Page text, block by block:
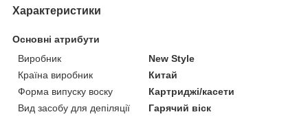
Характеристики
Основні атрибути
Виробник
New Style
Країна виробник
Китай
Форма випуску воску
Картриджі/касети
Вид засобу для депіляції
Гарячий віск